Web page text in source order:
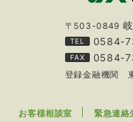
〒503-0849
TEL 0584-
FAX 0584-
登録金融機関
お客様相談室 緊急連絡